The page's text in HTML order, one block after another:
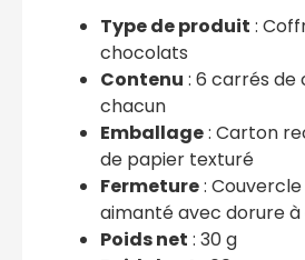
Type de produit :
chocolats
Contenu : 6 carrés de
chacun
Emballage: Carton
de papier texturé
Fermeture:
aimanté avec dorure à
Poids net : 30 g